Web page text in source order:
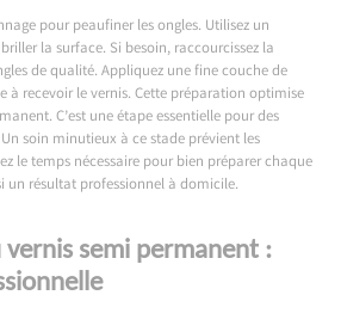
pour peaufiner les ongles. Utilisez un
la surface. Si besoin, raccourcissez la
de qualité. Appliquez une fine couche de
à recevoir le vernis. Cette préparation optimise
C’est une étape essentielle pour des
soin minutieux à ce stade prévient les
le temps nécessaire pour bien préparer chaque
un résultat professionnel à domicile.
vernis semi permanent :